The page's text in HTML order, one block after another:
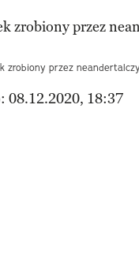
zrobiony przez
08.12.2020, 18:37
na twitter
do przyjaciela